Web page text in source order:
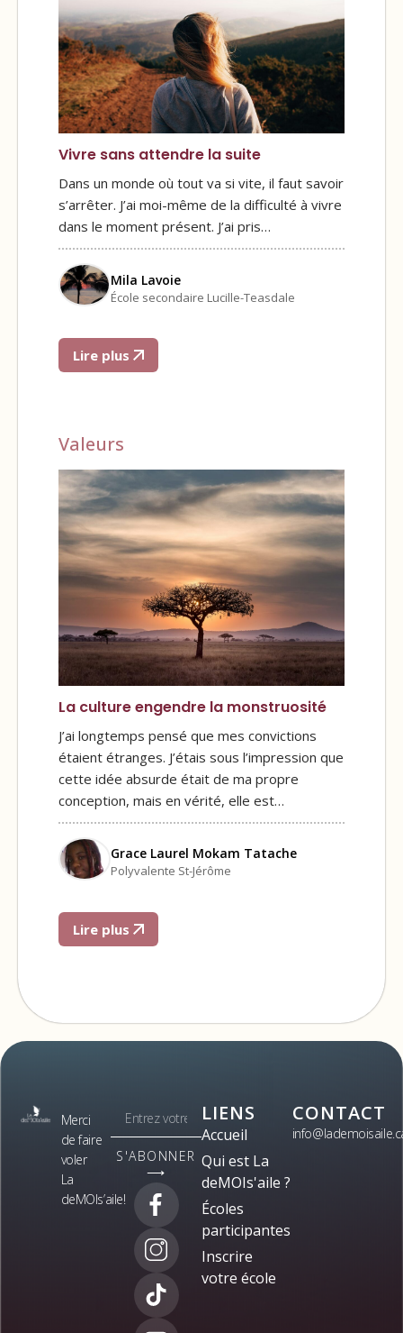
Vivre sans attendre la suite
Dans un monde où tout va si vite, il faut savoir
s’arrêter. J’ai moi-même de la difficulté à vivre
dans le moment présent. J’ai pris…
Mila Lavoie
École secondaire Lucille-Teasdale
Lire plus
Valeurs
La culture engendre la monstruosité
J’ai longtemps pensé que mes convictions
étaient étranges. J’étais sous l’impression que
cette idée absurde était de ma propre
conception, mais en vérité, elle est…
Grace Laurel Mokam Tatache
Polyvalente St-Jérôme
Lire plus
Merci
de faire
voler
La
deMOIs’aile!
S'ABONNER
⟶
LIENS
Accueil
Qui est La
deMOIs'aile ?
Écoles
participantes
Inscrire
votre école
CONTACT